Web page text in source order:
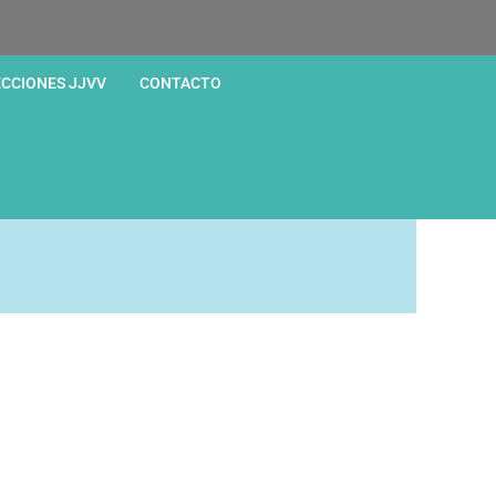
JJVV CONTACTO